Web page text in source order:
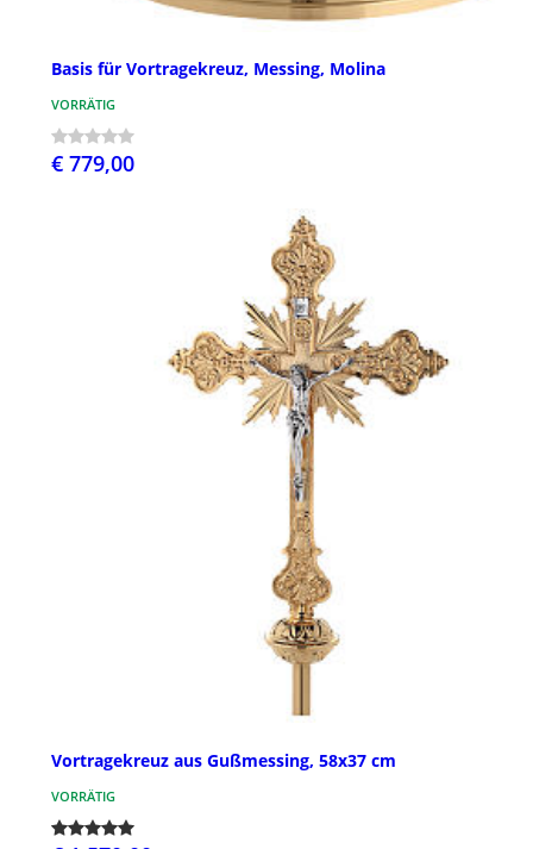
Basis für Vortragekreuz, Messing, Molina
VORRÄTIG
€ 779,00
Vortragekreuz aus Gußmessing, 58x37 cm
VORRÄTIG